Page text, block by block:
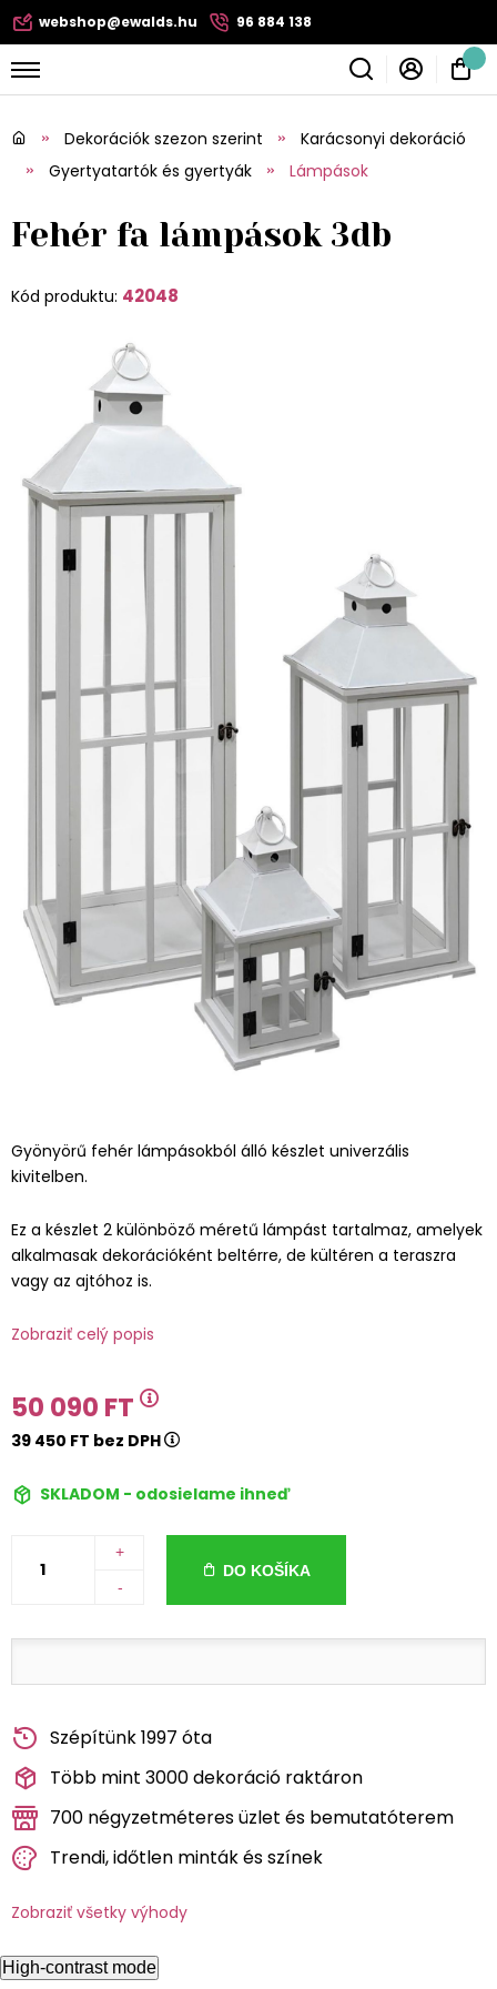
webshop@ewalds.hu 96 884 138
Dekorációk szezon szerint
Karácsonyi dekoráció
Gyertyatartók és gyertyák
Lámpások
Fehér fa lámpások 3db
Kód produktu: 42048
Gyönyörű fehér lámpásokból álló készlet univerzális
kivitelben.
Ez a készlet 2 különböző méretű lámpást tartalmaz, amelyek
alkalmasak dekorációként beltérre, de kültéren a teraszra
vagy az ajtóhoz is.
Zobraziť celý popis
50 090 FT
39 450 FT bez DPH
SKLADOM - odosielame ihneď
+
-
DO KOŠÍKA
Szépítünk 1997 óta
Több mint 3000 dekoráció raktáron
700 négyzetméteres üzlet és bemutatóterem
Trendi, időtlen minták és színek
Zobraziť všetky výhody
High-contrast mode